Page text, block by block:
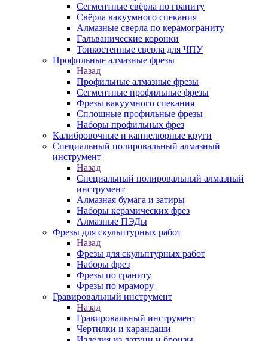
Сегментные свёрла по граниту
Свёрла вакуумного спекания
Алмазные сверла по керамограниту
Гальванические коронки
Тонкостенные свёрла для ЧПУ
Профильные алмазные фрезы
Назад
Профильные алмазные фрезы
Сегментные профильные фрезы
Фрезы вакуумного спекания
Сплошные профильные фрезы
Наборы профильных фрез
Калибровочные и каннелюрные круги
Специальный полировальный алмазный
инструмент
Назад
Специальный полировальный алмазный
инструмент
Алмазная бумага и затиры
Наборы керамических фрез
Алмазные ПЭДы
Фрезы для скульптурных работ
Назад
Фрезы для скульптурных работ
Наборы фрез
Фрезы по граниту
Фрезы по мрамору
Гравировальный инструмент
Назад
Гравировальный инструмент
Чертилки и карандаши